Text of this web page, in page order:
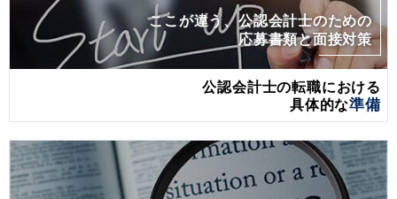
ここが違う、公認会計士のための
応募書類と面接対策
公認会計士の転職における
具体的な準備